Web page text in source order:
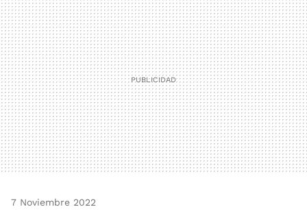
7 Noviembre 2022